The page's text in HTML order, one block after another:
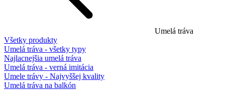
Umelá tráva
Všetky produkty
Umelá tráva - všetky typy
Najlacnejšia umelá tráva
Umelá tráva - verná imitácia
Umele trávy - Najvyššej kvality
Umelá tráva na balkón